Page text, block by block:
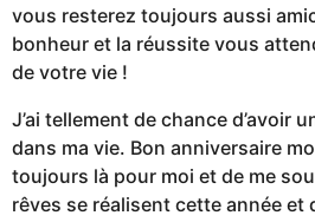
vous resterez toujours aussi
bonheur et la réussite vous
de votre vie !
J’ai tellement de chance d’avoir
dans ma vie. Bon anniversaire
toujours là pour moi et de me
rêves se réalisent cette année et